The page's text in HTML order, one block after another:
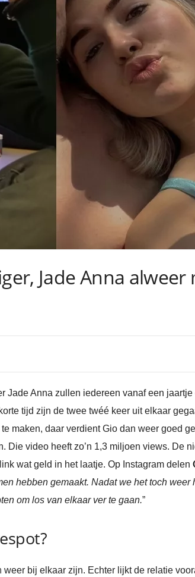
Jade Anna
Jade Anna zullen iedereen vanaf een
tijd zijn de twee twéé keer uit elkaar
maken, daar verdient Gio dan weer goed
Die video heeft zo’n 1,3 miljoen views. De
wat geld in het laatje. Op Instagram delen
hebben gemaakt. Nadat we het toch
om los van elkaar ver te gaan.”
bij elkaar zijn. Echter lijkt de relatie